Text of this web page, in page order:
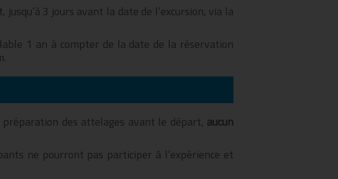
3 jours avant la date de l’excursion, via la
1 an à compter de la date de la réservation
des attelages avant le départ, aucun
ne pourront pas participer à l’expérience et